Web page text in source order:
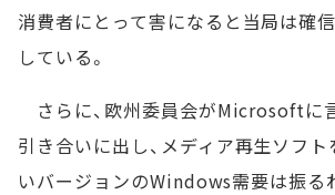
消費者にとって害になると当局は確
している。
さらに、欧州委員会がMicrosoftに
引き合いに出し、メディア再生ソフ
いバージョンのWindows需要は振る